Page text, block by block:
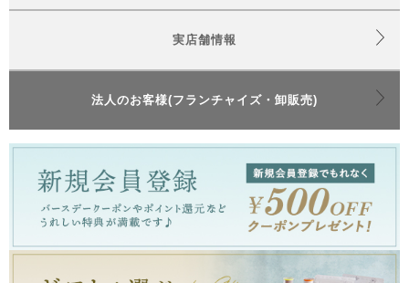
実店舗情報
法人のお客様(フランチャイズ・卸販売)